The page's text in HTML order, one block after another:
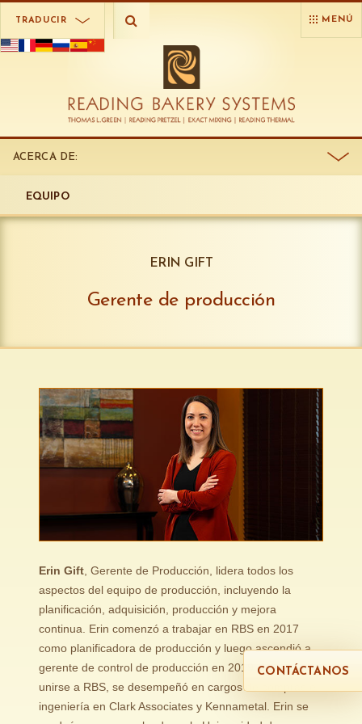
TRADUCIR MENÚ
ACERCA DE:
EQUIPO
ERIN GIFT
Gerente de producción
Erin Gift , Gerente de Producción, lidera todos los
aspectos del equipo de producción, incluyendo la
planificación, adquisición, producción y mejora
continua. Erin comenzó a trabajar en RBS en 2017
como planificadora de producción y luego ascendió a
gerente de control de producción en 2019. Antes de
unirse a RBS, se desempeñó en cargos de compras e
ingeniería en Clark Associates y Kennametal. Erin se
CONTÁCTANOS